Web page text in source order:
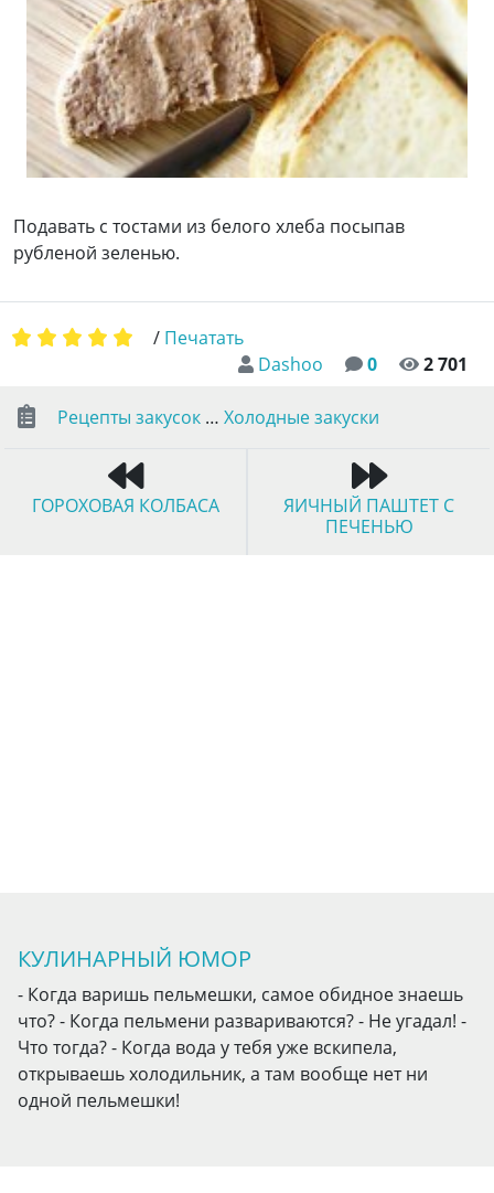
Подавать с тостами из белого хлеба посыпав
рубленой зеленью.
Dashoo 0 2 701
/ Печатать
Рецепты закусок … Холодные закуски
ГОРОХОВАЯ КОЛБАСА
ЯИЧНЫЙ ПАШТЕТ С
ПЕЧЕНЬЮ
КУЛИНАРНЫЙ ЮМОР
- Когда варишь пельмешки, самое обидное знаешь
что? - Когда пельмени развариваются? - Не угадал! -
Что тогда? - Когда вода у тебя уже вскипела,
открываешь холодильник, а там вообще нет ни
одной пельмешки!